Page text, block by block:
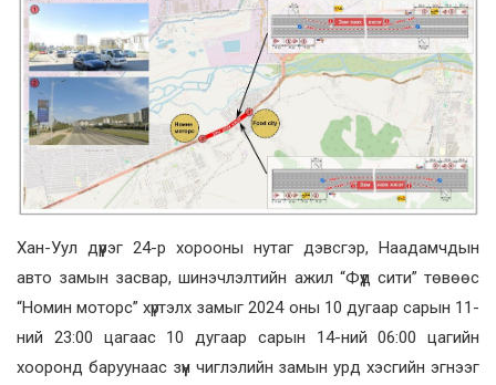
Хан-Уул дүүрэг 24-р хорооны нутаг дэвсгэр, Наадамчдын
авто замын засвар, шинэчлэлтийн ажил “Фүүд сити” төвөөс
“Номин моторс” хүртэлх замыг 2024 оны 10 дугаар сарын 11-
ний 23:00 цагаас 10 дугаар сарын 14-ний 06:00 цагийн
хооронд баруунаас зүүн чиглэлийн замын урд хэсгийн эгнээг